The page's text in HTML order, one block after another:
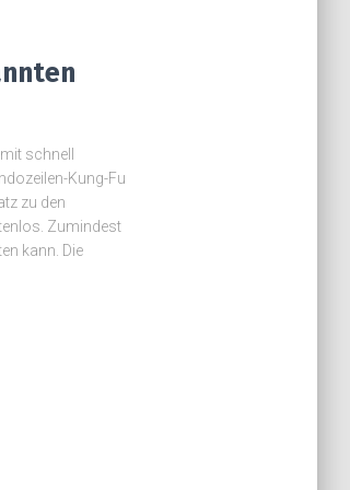
schnell
Kung-Fu
zu den
Zumindest
kann. Die